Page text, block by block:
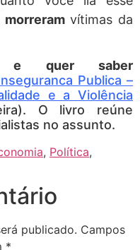
vítimas da
e quer saber
Publica –
e a Violência
O livro reúne
no assunto.
, Política,
publicado. Campos
*